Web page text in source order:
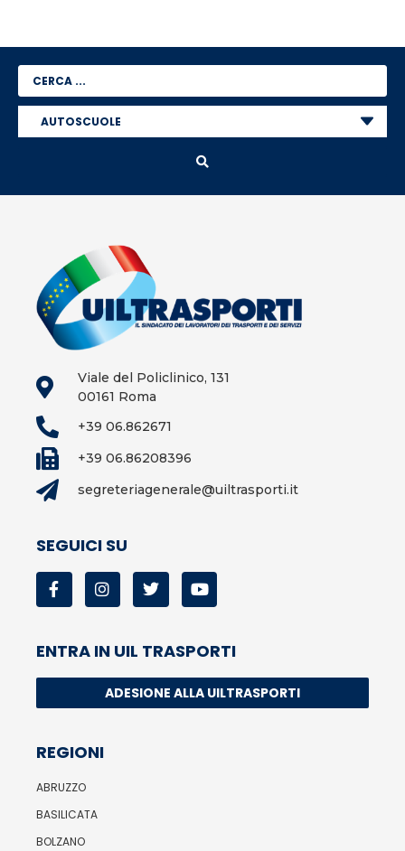
Viale del Policlinico, 131
00161 Roma
+39 06.862671
+39 06.86208396
segreteriagenerale@uiltrasporti.it
SEGUICI SU
ENTRA IN UIL TRASPORTI
ADESIONE ALLA UILTRASPORTI
REGIONI
ABRUZZO
BASILICATA
BOLZANO